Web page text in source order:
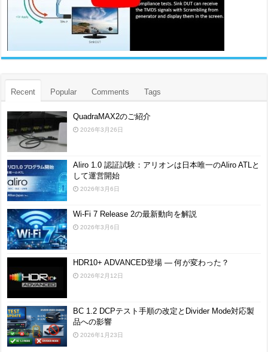
Recent Popular Comments Tags
QuadraMAX2のご紹介
2026年3月26日
Aliro 1.0 認証試験：アリオンは日本唯一のAliro ATLと
して運営開始
2026年3月6日
Wi-Fi 7 Release 2の最新動向を解説
2026年3月6日
HDR10+ ADVANCED登場 ― 何が変わった？
2026年2月12日
BC 1.2 DCPテスト手順の改定とDivider Mode対応製
品への影響
2026年1月23日